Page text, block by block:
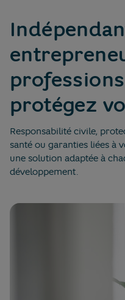
protégez
Responsabilité civile,
santé ou garanties liées à
une solution adaptée à
développement.